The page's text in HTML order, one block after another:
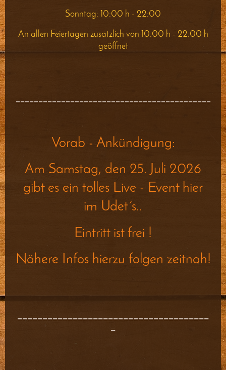
Sonntag: 10:00 h - 22:00
An allen Feiertagen zusätzlich von 10:00 h - 22:00 h
geöffnet
===========================================
Vorab - Ankündigung:
Am Samstag, den 25. Juli 2026
gibt es ein tolles Live - Event hier
im Udet´s..
Eintritt ist frei !
Nähere Infos hierzu folgen zeitnah!
======================================
=